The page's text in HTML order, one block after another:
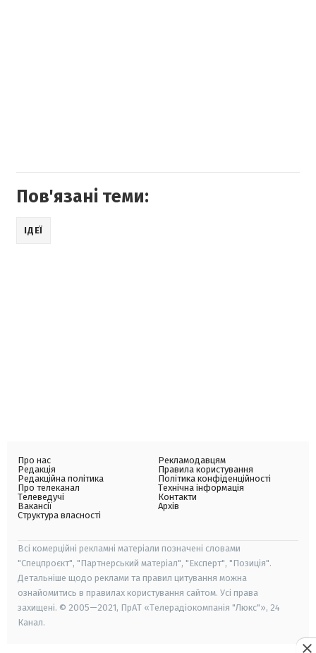
Пов'язані теми:
ІДЕЇ
Про нас
Редакція
Редакційна політика
Про телеканал
Телеведучі
Вакансії
Структура власності
Рекламодавцям
Правила користування
Політика конфіденційності
Технічна інформація
Контакти
Архів
Всі комерційні рекламні матеріали позначені словами
"Спецпроєкт", "Партнерський матеріал", "Експерт", "Позиція".
Детальніше щодо реклами та правил цитування можна
ознайомитись в правилах користування сайтом. Усі права
захищені. © 2005—2021, ПрАТ «Телерадіокомпанія "Люкс"», 24
Канал.